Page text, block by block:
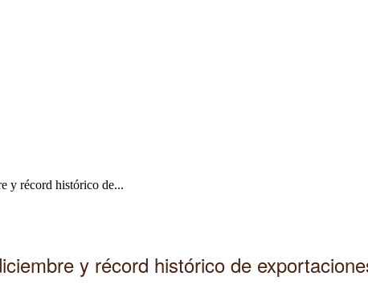
y récord histórico de...
y récord histórico de